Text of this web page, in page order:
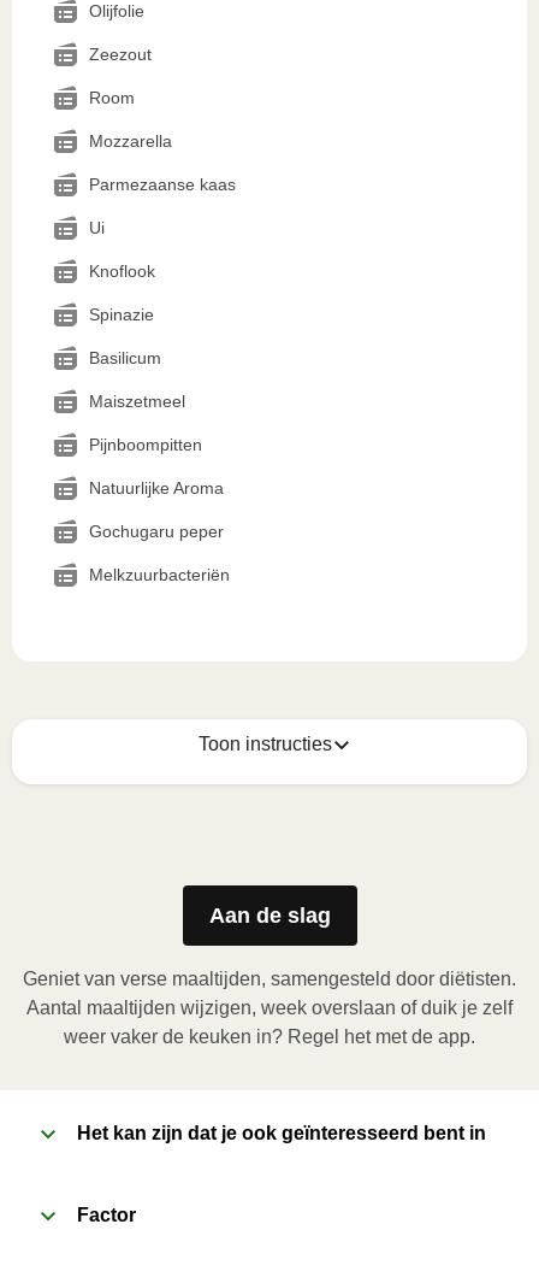
Olijfolie
Zeezout
Room
Mozzarella
Parmezaanse kaas
Ui
Knoflook
Spinazie
Basilicum
Maiszetmeel
Pijnboompitten
Natuurlijke Aroma
Gochugaru peper
Melkzuurbacteriën
Toon instructies
Zo geniet je er op z'n best van
Magnetron (800W):
Verwijder de kartonnen sleeve en prik enkele gaatjes
in de folie. Plaats het bakje in de magnetron en
verwarm de maaltijd gedurende 3,5 minuten. Laat de
maaltijd daarna nog 1 minuut rusten voor het
verwijderen van de folie. Pas bij het openen op voor
sleeve en prik enkele gaatjes in de folie. Plaats het
Aan de slag
Geniet van verse maaltijden, samengesteld door diëtisten.
Aantal maaltijden wijzigen, week overslaan of duik je zelf
weer vaker de keuken in? Regel het met de app.
Het kan zijn dat je ook geïnteresseerd bent in
Factor